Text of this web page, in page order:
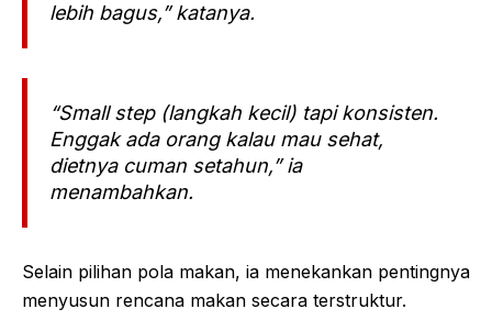
lebih bagus,” katanya.
“Small step (langkah kecil) tapi konsisten.
Enggak ada orang kalau mau sehat,
dietnya cuman setahun,” ia
menambahkan.
Selain pilihan pola makan, ia menekankan pentingnya
menyusun rencana makan secara terstruktur.